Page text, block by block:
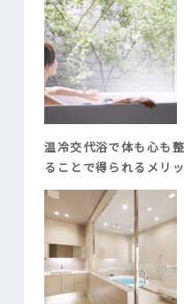
温冷交代浴で体も心も
ることで得られるメリ